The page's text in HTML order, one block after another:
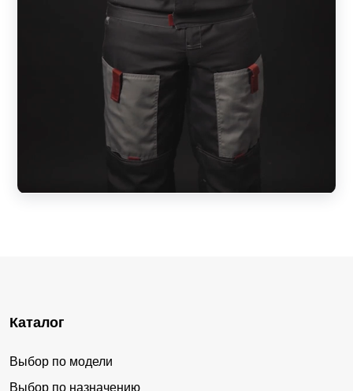
Каталог
Выбор по модели
Выбор по назначению